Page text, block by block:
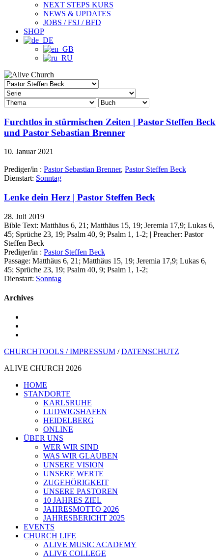
NEXT STEPS KURS
NEWS & UPDATES
JOBS / FSJ / BFD
SHOP
Furchtlos in stürmischen Zeiten | Pastor Steffen Beck
und Pastor Sebastian Brenner
10. Januar 2021
Prediger/in : Pastor Sebastian Brenner, Pastor Steffen Beck
Dienstart: Sonntag
Lenke dein Herz | Pastor Steffen Beck
28. Juli 2019
Bible Text: Matthäus 6, 21; Matthäus 15, 19; Jeremia 17,9; Lukas 6,
45; Sprüche 23, 19; Psalm 40, 9; Psalm 1, 1-2; | Preacher: Pastor
Steffen Beck
Prediger/in : Pastor Steffen Beck
Passage: Matthäus 6, 21; Matthäus 15, 19; Jeremia 17,9; Lukas 6,
45; Sprüche 23, 19; Psalm 40, 9; Psalm 1, 1-2;
Dienstart: Sonntag
Archives
CHURCHTOOLS /IMPRESSUM /DATENSCHUTZ
ALIVE CHURCH 2026
Menü
schließen
HOME
STANDORTE
KARLSRUHE
LUDWIGSHAFEN
HEIDELBERG
ONLINE
ÜBER UNS
WER WIR SIND
WAS WIR GLAUBEN
UNSERE VISION
UNSERE WERTE
ZUGEHÖRIGKEIT
UNSERE PASTOREN
10 JAHRES ZIEL
JAHRESMOTTO 2026
JAHRESBERICHT 2025
EVENTS
CHURCH LIFE
ALIVE MUSIC ACADEMY
ALIVE COLLEGE